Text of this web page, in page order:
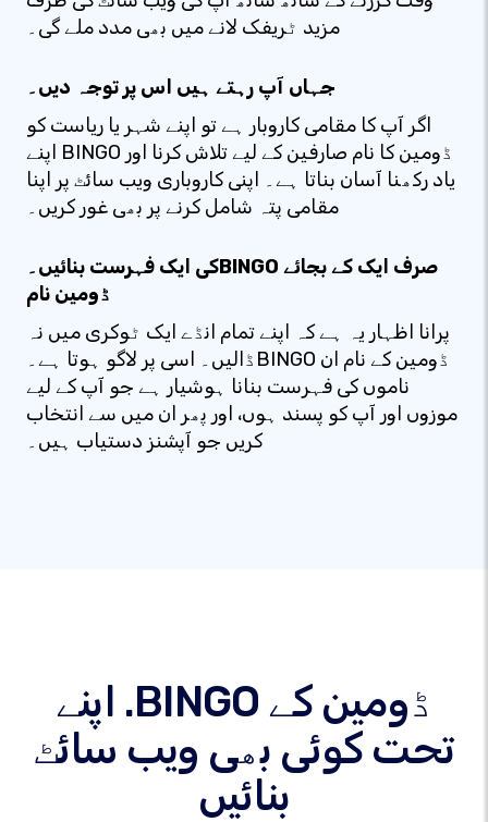
مزید ٹریفک لانے میں بھی مدد ملے گی۔
جہاں آپ رہتے ہیں اس پر توجہ دیں۔
اگر آپ کا مقامی کاروبار ہے تو اپنے شہر یا ریاست کو
اپنے BINGO ڈومین کا نام صارفین کے لیے تلاش کرنا اور
یاد رکھنا آسان بناتا ہے۔ اپنی کاروباری ویب سائٹ پر اپنا
مقامی پتہ شامل کرنے پر بھی غور کریں۔
کی ایک فہرست بنائیں۔BINGO صرف ایک کے بجائے
ڈومین نام
پرانا اظہار یہ ہے کہ اپنے تمام انڈے ایک ٹوکری میں نہ
ڈالیں۔ اسی پر لاگو ہوتا ہے۔BINGO ڈومین کے نام ان
ناموں کی فہرست بنانا ہوشیار ہے جو آپ کے لیے
موزوں اور آپ کو پسند ہوں، اور پھر ان میں سے انتخاب
کریں جو آپشنز دستیاب ہیں۔
اپنے .BINGO ڈومین کے
تحت کوئی بھی ویب سائٹ
بنائیں